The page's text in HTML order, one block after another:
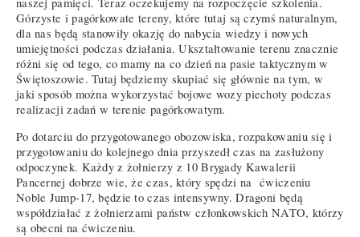
naszej pamięci. Teraz oczekujemy na rozpoczęcie szkolenia.
Górzyste i pagórkowate tereny, które tutaj są czymś naturalnym,
dla nas będą stanowiły okazję do nabycia wiedzy i nowych
umiejętności podczas działania. Ukształtowanie terenu znacznie
różni się od tego, co mamy na co dzień na pasie taktycznym w
Świętoszowie. Tutaj będziemy skupiać się głównie na tym, w
jaki sposób można wykorzystać bojowe wozy piechoty podczas
realizacji zadań w terenie pagórkowatym.
Po dotarciu do przygotowanego obozowiska, rozpakowaniu się i
przygotowaniu do kolejnego dnia przyszedł czas na zasłużony
odpoczynek. Każdy z żołnierzy z 10 Brygady Kawalerii
Pancernej dobrze wie, że czas, który spędzi na ćwiczeniu
Noble Jump-17, będzie to czas intensywny. Dragoni będą
współdziałać z żołnierzami państw członkowskich NATO, którzy
są obecni na ćwiczeniu.